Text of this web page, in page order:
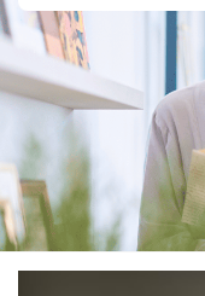
供先企業に個
委託・提供先
が、これらに
委託先：カ
トカード決
告配信サー
提供先：出
店など商品
販売店など
４．開示対象個人